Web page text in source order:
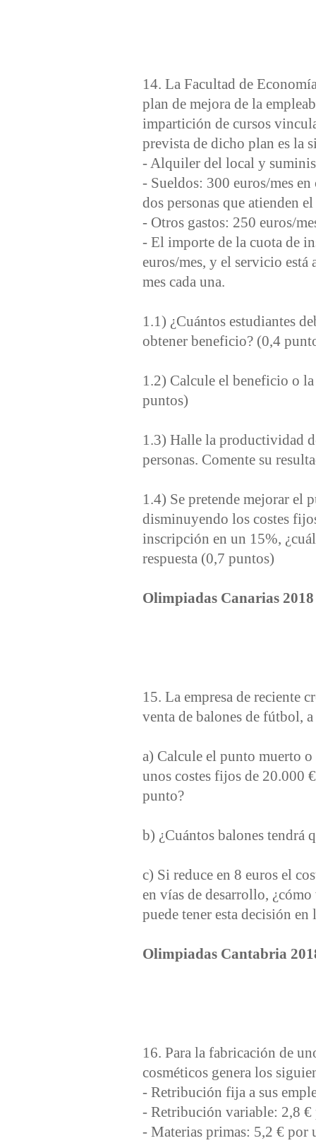
14. La Facultad de
plan de mejora de la
impartición de cursos
prevista de dicho plan es la
- Alquiler del local y
- Sueldos: 300 euros/mes
dos personas que atienden
- Otros gastos: 250 euros/
- El importe de la cuota de
euros/mes, y el servicio está
mes cada una.
1.1) ¿Cuántos estudiantes
obtener beneficio? (0,4
1.2) Calcule el beneficio o
puntos)
1.3) Halle la productividad
personas. Comente su
1.4) Se pretende mejorar el
disminuyendo los costes
inscripción en un 15%,
respuesta (0,7 puntos)
Olimpiadas Canarias 2018
15. La empresa de reciente
venta de balones de fútbol,
a) Calcule el punto muerto
unos costes fijos de 20.000
punto?
b) ¿Cuántos balones tendrá
c) Si reduce en 8 euros el
en vías de desarrollo,
puede tener esta decisión en
Olimpiadas Cantabria
16. Para la fabricación de
cosméticos genera los
- Retribución fija a sus
- Retribución variable: 2,8
- Materias primas: 5,2 € por